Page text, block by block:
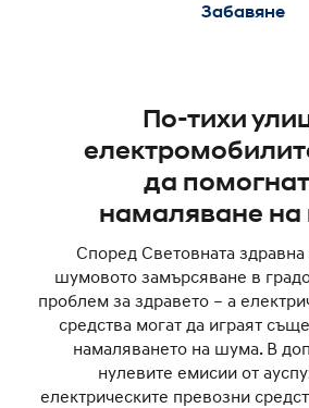
Забавяне
По-тихи
да
намаляване
Според Световната здравна
шумовото замърсяване в
проблем за здравето – а
средства могат да играят
намаляването на шума. В
нулевите емисии от
електрическите превозни